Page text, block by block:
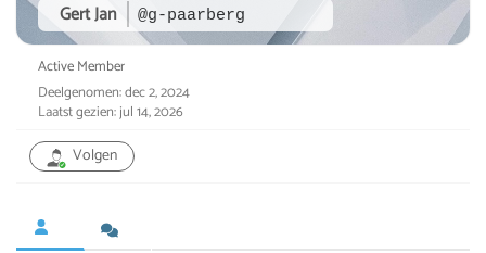
Gert Jan @g-paarberg
Active Member
Deelgenomen: dec 2, 2024
Laatst gezien: jul 14, 2026
Volgen